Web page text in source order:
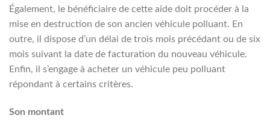
Également, le bénéficiaire de cette aide doit procéder à la
mise en destruction de son ancien véhicule polluant. En
outre, il dispose d’un délai de trois mois précédant ou de six
mois suivant la date de facturation du nouveau véhicule.
Enfin, il s’engage à acheter un véhicule peu polluant
répondant à certains critères.
Son montant